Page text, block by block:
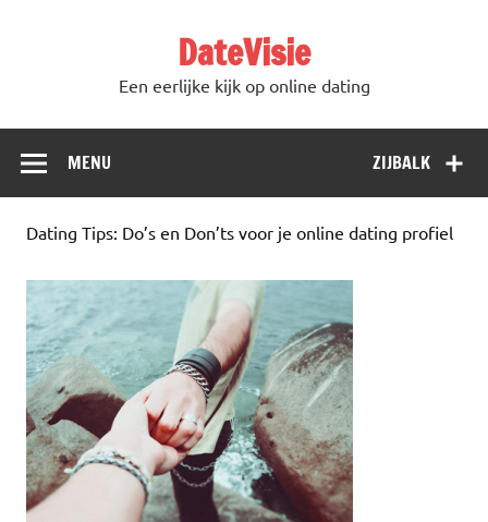
DateVisie
Een eerlijke kijk op online dating
ZIJBALK
MENU
Dating Tips: Do’s en Don’ts voor je online dating profiel